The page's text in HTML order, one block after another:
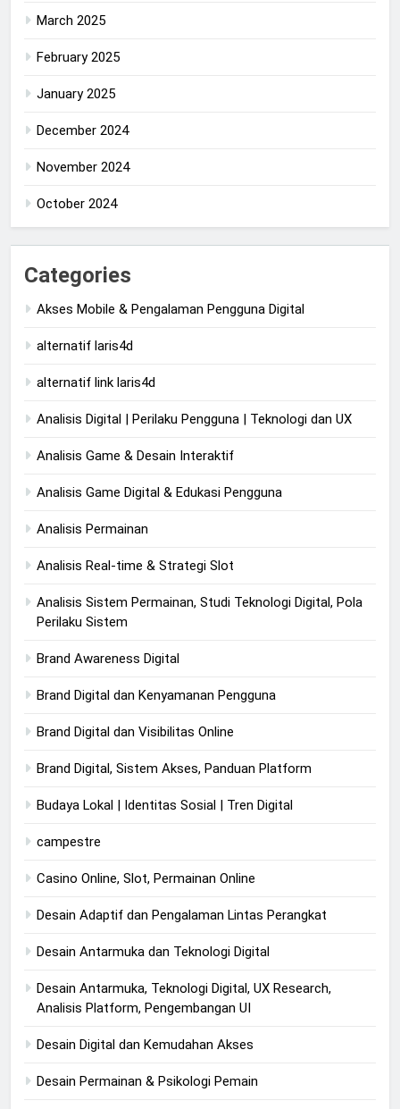
March 2025
February 2025
January 2025
December 2024
November 2024
October 2024
Categories
Akses Mobile & Pengalaman Pengguna Digital
alternatif laris4d
alternatif link laris4d
Analisis Digital | Perilaku Pengguna | Teknologi dan UX
Analisis Game & Desain Interaktif
Analisis Game Digital & Edukasi Pengguna
Analisis Permainan
Analisis Real-time & Strategi Slot
Analisis Sistem Permainan, Studi Teknologi Digital, Pola
Perilaku Sistem
Brand Awareness Digital
Brand Digital dan Kenyamanan Pengguna
Brand Digital dan Visibilitas Online
Brand Digital, Sistem Akses, Panduan Platform
Budaya Lokal | Identitas Sosial | Tren Digital
campestre
Casino Online, Slot, Permainan Online
Desain Adaptif dan Pengalaman Lintas Perangkat
Desain Antarmuka dan Teknologi Digital
Desain Antarmuka, Teknologi Digital, UX Research,
Analisis Platform, Pengembangan UI
Desain Digital dan Kemudahan Akses
Desain Permainan & Psikologi Pemain